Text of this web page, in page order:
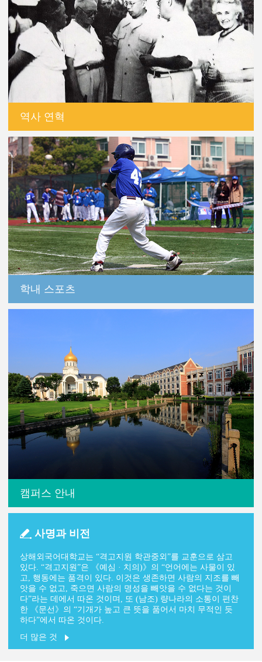
역사 연혁
학내 스포츠
캠퍼스 안내
사명과 비전
상해외국어대학교는 “격고지원 학관중외”를 교훈으로 삼고
있다. “격고지원”은 《예심 · 치의)》의 “언어에는 사물이 있
고, 행동에는 품격이 있다. 이것은 생존하면 사람의 지조를 빼
앗을 수 없고, 죽으면 사람의 명성을 빼앗을 수 없다는 것이
다”라는 데에서 따온 것이며, 또 (남조) 량나라의 소통이 편찬
한 《문선》의 “기개가 높고 큰 뜻을 품어서 마치 무적인 듯
하다”에서 따온 것이다.
더 많은 것